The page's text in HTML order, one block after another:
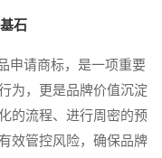
石
请商标，是一项重要
为，更是品牌价值沉淀
的流程、进行周密的预
效管控风险，确保品牌